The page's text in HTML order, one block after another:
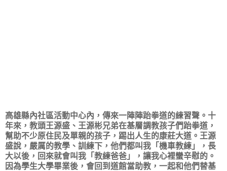
高雄縣內社區活動中心內，傳來一陣陣跆拳道的練習聲。十
年來，教頭王源盛、王源彬兄弟在基層調教孩子們跆拳道，
幫助不少原住民及單親的孩子，踢出人生的康莊大道。王源
盛說，嚴厲的教學、訓練下，他們都叫我「機車教練」，長
大以後，回來就會叫我「教練爸爸」，讓我心裡蠻辛慰的。
因為學生大學畢業後，會回到道館當助教，一起和他們替基